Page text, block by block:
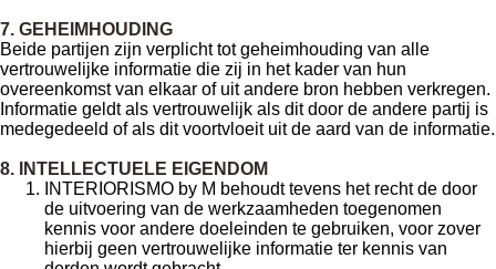
7. GEHEIMHOUDING
Beide partijen zijn verplicht tot geheimhouding van alle
vertrouwelijke informatie die zij in het kader van hun
overeenkomst van elkaar of uit andere bron hebben verkregen.
Informatie geldt als vertrouwelijk als dit door de andere partij is
medegedeeld of als dit voortvloeit uit de aard van de informatie.
8. INTELLECTUELE EIGENDOM
INTERIORISMO by M behoudt tevens het recht de door
de uitvoering van de werkzaamheden toegenomen
kennis voor andere doeleinden te gebruiken, voor zover
hierbij geen vertrouwelijke informatie ter kennis van